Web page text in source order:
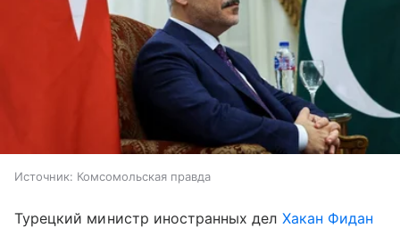
Источник: Комсомольская правда
Турецкий министр иностранных дел Хакан Фидан